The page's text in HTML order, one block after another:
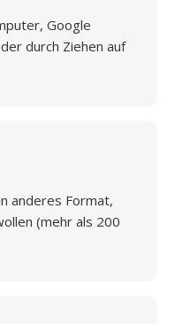
Google
durch Ziehen auf
anderes Format,
(mehr als 200